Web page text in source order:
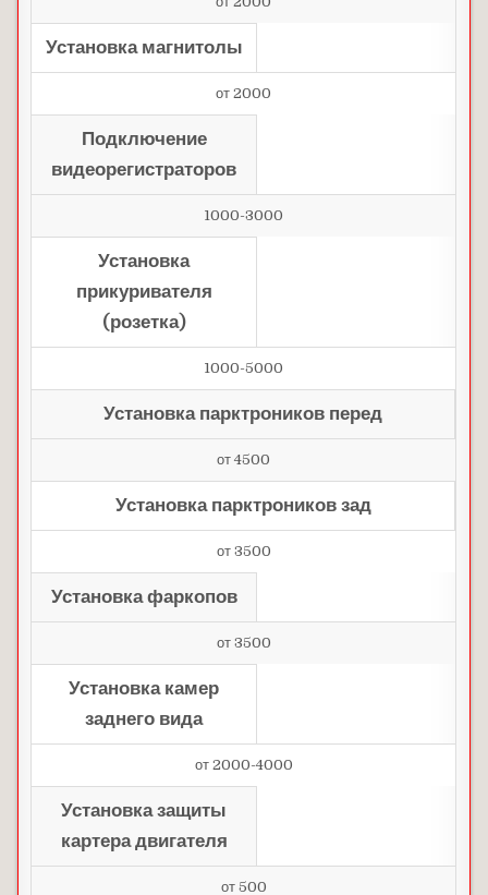
Установка магнитолы
от 2000
Подключение
видеорегистраторов
1000-3000
Установка
прикуривателя
(розетка)
1000-5000
Установка парктроников перед
от 4500
Установка парктроников зад
от 3500
Установка фаркопов
от 3500
Установка камер
заднего вида
от 2000-4000
Установка защиты
картера двигателя
от 500